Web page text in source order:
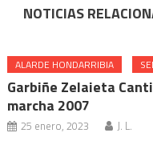
NOTICIAS
ALARDE HONDARRIBIA
Garbiñe Zelaieta
marcha 2007
25 enero, 2023 J. L.